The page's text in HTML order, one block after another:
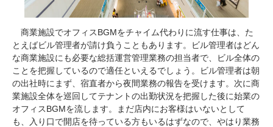
商業施設でオフィスBGMをチャイム代わりに流す仕事は、た
とえばビル管理者が請け負うこともあります。ビル管理者はどん
な商業施設にも必要な総括運営管理業務の担当者で、ビル全体の
ことを把握しているので適任といえるでしょう。ビル管理者は朝
の出社時にまず、宿直者から夜間業務の報告を受けます。次に商
業施設全体を巡回してテナントの出勤状況を把握した後に始業の
オフィスBGMを流します。まだ店内にお客様はいないとして
も、入り口で開店を待っている方もいるはずなので、やはり業務